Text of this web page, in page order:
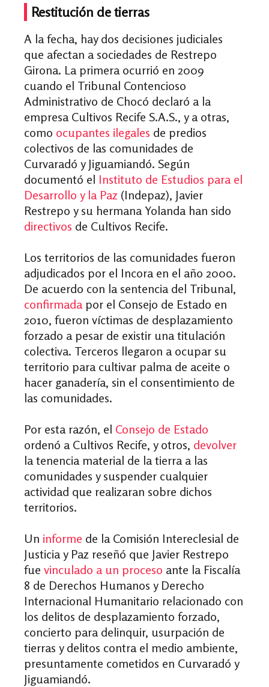
Restitución de tierras
A la fecha, hay dos decisiones judiciales
que afectan a sociedades de Restrepo
Girona. La primera ocurrió en 2009
cuando el Tribunal Contencioso
Administrativo de Chocó declaró a la
empresa Cultivos Recife S.A.S., y a otras,
como ocupantes ilegales de predios
colectivos de las comunidades de
Curvaradó y Jiguamiandó. Según
documentó el Instituto de Estudios para el
Desarrollo y la Paz (Indepaz), Javier
Restrepo y su hermana Yolanda han sido
directivos de Cultivos Recife.
Los territorios de las comunidades fueron
adjudicados por el Incora en el año 2000.
De acuerdo con la sentencia del Tribunal,
confirmadapor el Consejo de Estado en
2010, fueron víctimas de desplazamiento
forzado a pesar de existir una titulación
colectiva. Terceros llegaron a ocupar su
territorio para cultivar palma de aceite o
hacer ganadería, sin el consentimiento de
las comunidades.
Por esta razón, el Consejo de Estado
ordenó a Cultivos Recife, y otros, devolver
la tenencia material de la tierra a las
comunidades y suspender cualquier
actividad que realizaran sobre dichos
territorios.
Un informe de la Comisión Intereclesial de
Justicia y Paz reseñó que Javier Restrepo
fue vinculado a un proceso ante la Fiscalía
8 de Derechos Humanos y Derecho
Internacional Humanitario relacionado con
los delitos de desplazamiento forzado,
concierto para delinquir, usurpación de
tierras y delitos contra el medio ambiente,
presuntamente cometidos en Curvaradó y
Jiguamiandó.